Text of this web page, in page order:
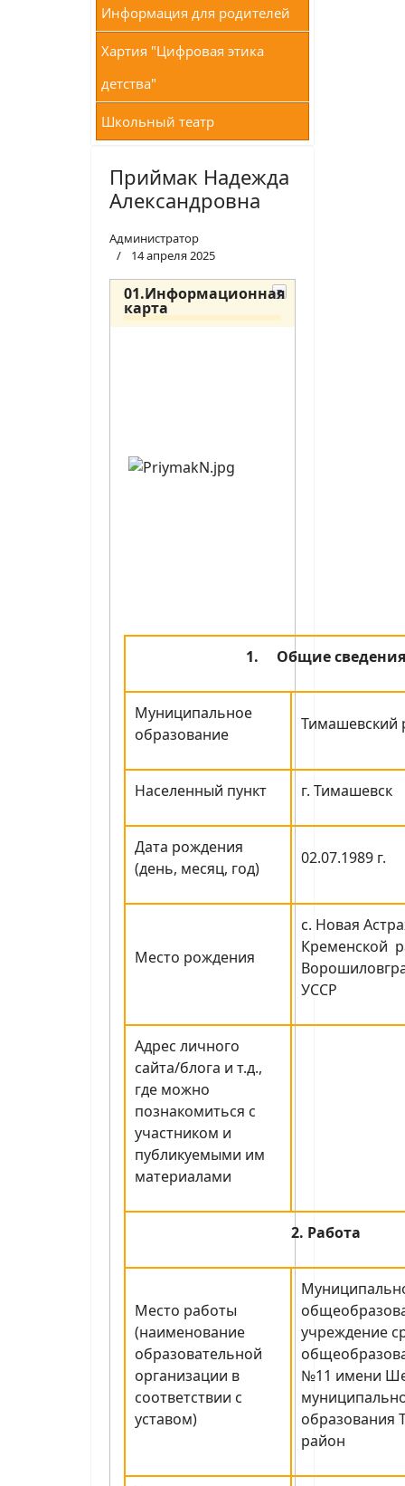
Информация для родителей
Хартия "Цифровая этика
детства"
Школьный театр
Приймак Надежда
Александровна
Администратор
14 апреля 2025
01.Информационная
карта
1. Общие сведения
Муниципальное
образование
Тимашевский
Населенный пункт г. Тимашевск
Дата рождения
(день, месяц, год)
02.07.1989 г.
Место рождения
с. Новая
Кременской
УССР
Адрес личного
сайта/блога и т.д.,
где можно
познакомиться с
участником и
публикуемыми им
материалами
2. Работа
Место работы
(наименование
образовательной
организации в
соответствии с
уставом)
учреждение
№11 имени
образования
район